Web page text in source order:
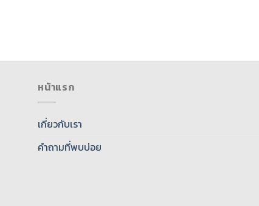
หน้าแรก
เกี่ยวกับเรา
คำถามที่พบบ่อย